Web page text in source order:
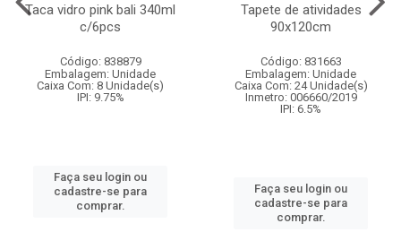
Taca vidro pink bali 340ml
c/6pcs
Código: 838879
Embalagem: Unidade
Caixa Com: 8 Unidade(s)
IPI: 9.75%
Faça seu login ou
cadastre-se para
comprar.
Tapete de atividades
90x120cm
Código: 831663
Embalagem: Unidade
Caixa Com: 24 Unidade(s)
Inmetro: 006660/2019
IPI: 6.5%
Faça seu login ou
cadastre-se para
comprar.